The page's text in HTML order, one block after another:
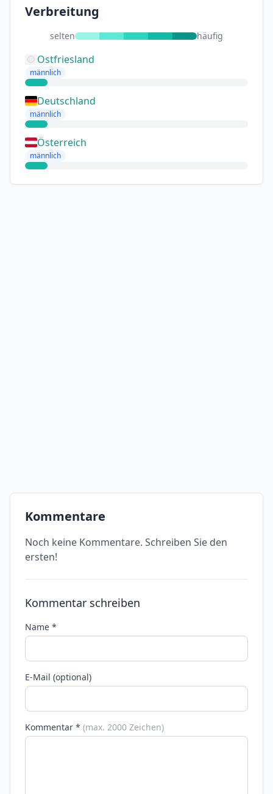
Verbreitung
selten häufig
Ostfriesland
männlich
Deutschland
männlich
Österreich
männlich
Kommentare
Noch keine Kommentare. Schreiben Sie den
ersten!
Kommentar schreiben
Name *
E-Mail (optional)
Kommentar * (max. 2000 Zeichen)